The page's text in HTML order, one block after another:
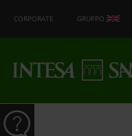
CORPORATE GRUPPO